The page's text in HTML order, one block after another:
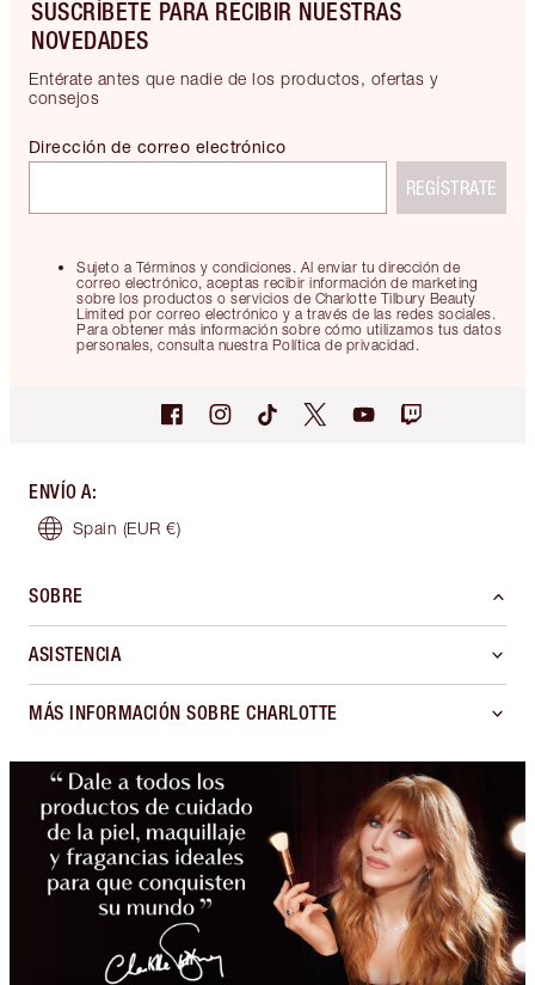
SUSCRÍBETE PARA RECIBIR NUESTRAS
NOVEDADES
Entérate antes que nadie de los productos, ofertas y
consejos
Sujeto a Términos y condiciones. Al enviar tu dirección de
correo electrónico, aceptas recibir información de marketing
sobre los productos o servicios de Charlotte Tilbury Beauty
Limited por correo electrónico y a través de las redes sociales.
Para obtener más información sobre cómo utilizamos tus datos
personales, consulta nuestra Política de privacidad.
Dirección de correo electrónico
REGÍSTRATE
ENVÍO A:
Spain (EUR €)
SOBRE
ASISTENCIA
MÁS INFORMACIÓN SOBRE CHARLOTTE